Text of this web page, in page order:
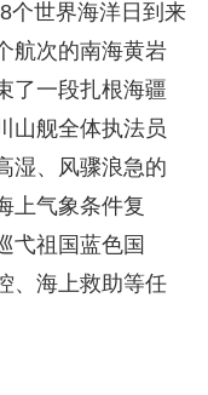
个世界海洋日到来
航次的南海黄岩
了一段扎根海疆
山舰全体执法员
湿、风骤浪急的
上气象条件复
弋祖国蓝色国
、海上救助等任